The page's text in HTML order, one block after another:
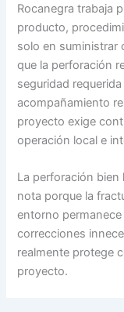
Rocanegra trabaja
producto,
solo en suministrar
que la perforación
seguridad
acompañamiento
proyecto exige
operación local e
La perforación bien
nota porque la
entorno
correcciones
realmente protege
proyecto.